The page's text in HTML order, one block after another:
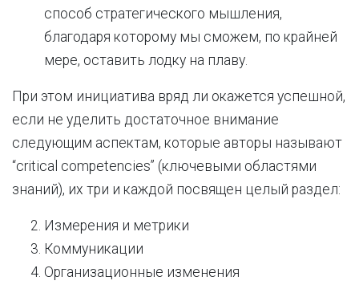
способ стратегического мышления,
благодаря которому мы сможем, по крайней
мере, оставить лодку на плаву.
При этом инициатива вряд ли окажется успешной,
если не уделить достаточное внимание
следующим аспектам, которые авторы называют
“critical competencies” (ключевыми областями
знаний), их три и каждой посвящен целый раздел:
Измерения и метрики
Коммуникации
Организационные изменения